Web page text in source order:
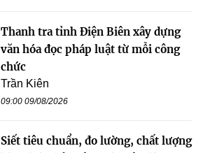
Thanh tra tỉnh Điện Biên xây dựng
văn hóa đọc pháp luật từ mỗi công
chức
Trần Kiên
09:00 09/08/2026
Siết tiêu chuẩn, đo lường, chất lượng